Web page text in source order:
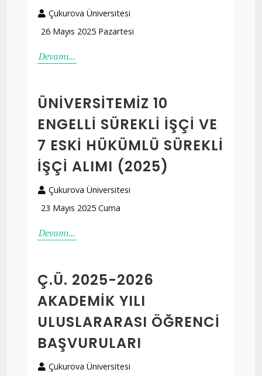
Çukurova Üniversitesi
26 Mayıs 2025 Pazartesi
Devamı...
ÜNIVERSITEMIZ 10
ENGELLI SÜREKLI İŞÇI VE
7 ESKI HÜKÜMLÜ SÜREKLI
İŞÇI ALIMI (2025)
Çukurova Üniversitesi
23 Mayıs 2025 Cuma
Devamı...
Ç.Ü. 2025-2026
AKADEMIK YILI
ULUSLARARASI ÖĞRENCI
BAŞVURULARI
Çukurova Üniversitesi